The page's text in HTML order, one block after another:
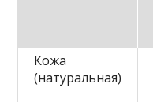
Кожа
(натуральная)